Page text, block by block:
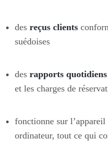
des reçus clients
suédoises
des rapports
et les charges de
fonctionne sur
ordinateur, tout ce qui